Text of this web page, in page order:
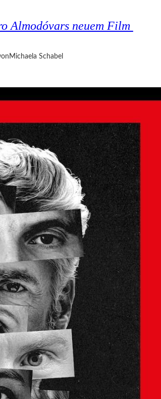
N
S
E
N
A
N
S
L
B
E
R
G
A
L
S
K
Ü
N
S
T
L
E
R
H
A
U
Almodóvars neuem Film
Michaela Schabel